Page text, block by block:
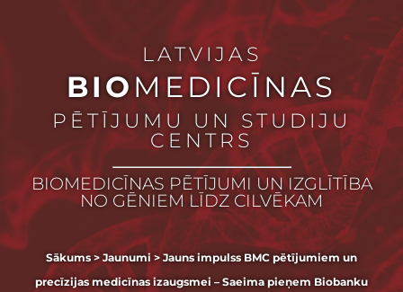
LATVIJAS
BIOMEDICĪNAS
PĒTĪJUMU UN STUDIJU
CENTRS
BIOMEDICĪNAS PĒTĪJUMI UN IZGLĪTĪBA
NO GĒNIEM LĪDZ CILVĒKAM
Sākums> Jaunumi >Jauns impulss BMC pētījumiem un
precīzijas medicīnas izaugsmei – Saeima pieņem Biobanku